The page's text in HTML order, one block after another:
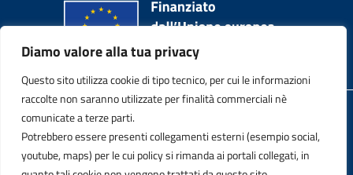
Diamo valore alla tua privacy
Questo sito utilizza cookie di tipo tecnico, per cui le informazioni
raccolte non saranno utilizzate per finalità commerciali nè
comunicate a terze parti.
Potrebbero essere presenti collegamenti esterni (esempio social,
youtube, maps) per le cui policy si rimanda ai portali collegati, in
Privacy Policy
Note legali